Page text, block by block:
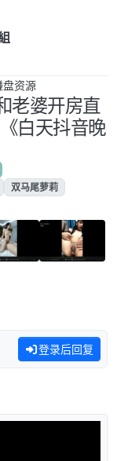
盘资源
老婆开房直
白天抖音晚
双马尾萝莉
登录后回复